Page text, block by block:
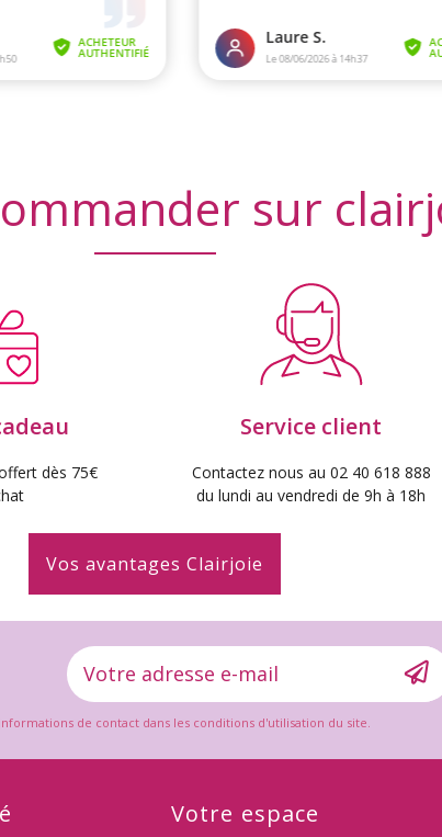
sur
dès 75€
Service client
Contactez nous au 02 40 618 888
du lundi au vendredi de 9h à 18h
Vos avantages Clairjoie
de contact dans les conditions d'utilisation du site.
Votre espace